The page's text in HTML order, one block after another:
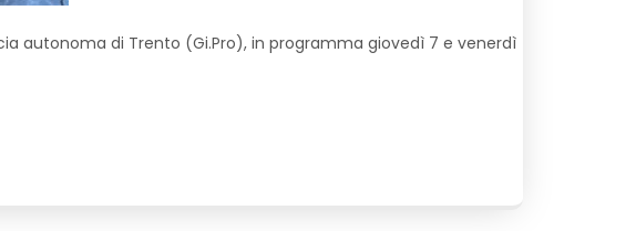
autonoma di Trento (Gi.Pro), in programma giovedì 7 e venerdì